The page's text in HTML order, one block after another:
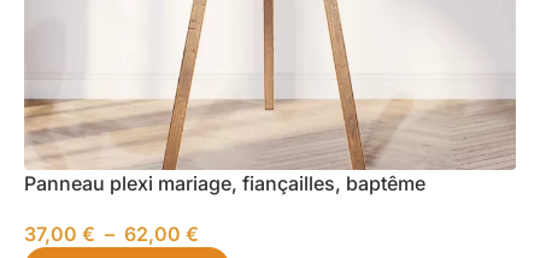
Panneau plexi mariage, fiançailles, baptême
37,00 € – 62,00 €